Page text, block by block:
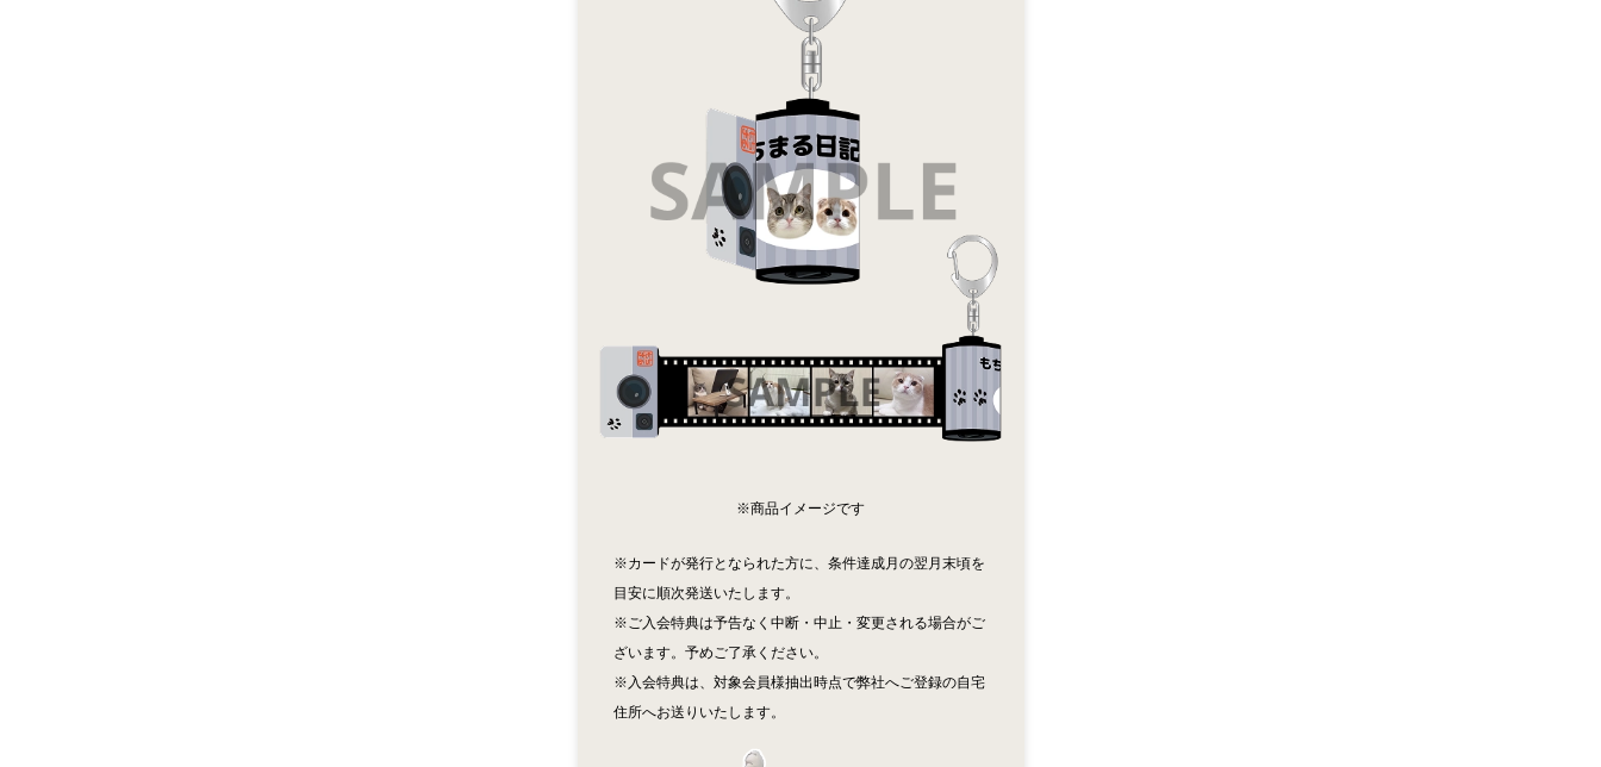
※商品イメージです
※カードが発行となられた方に、条件達成月の翌月末頃を
目安に順次発送いたします。
※ご入会特典は予告なく中断・中止・変更される場合がご
ざいます。予めご了承ください。
※入会特典は、対象会員様抽出時点で弊社へご登録の自宅
住所へお送りいたします。